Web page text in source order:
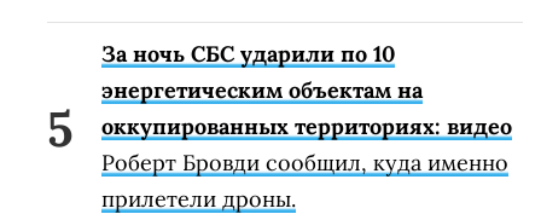
За ночь СБС ударили по 10
энергетическим объектам на
оккупированных территориях: видео
Роберт Бровди сообщил, куда именно
прилетели дроны.